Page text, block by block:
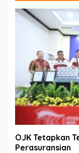
OJK Tetapkan
Perasuransian